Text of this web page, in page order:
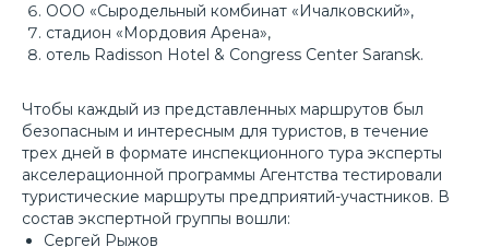
ООО «Сыродельный комбинат «Ичалковский»,
стадион «Мордовия Арена»,
отель Radisson Hotel & Congress Center Saransk.
Чтобы каждый из представленных маршрутов был
безопасным и интересным для туристов, в течение
трех дней в формате инспекционного тура эксперты
акселерационной программы Агентства тестировали
туристические маршруты предприятий-участников. В
состав экспертной группы вошли:
Сергей Рыжов